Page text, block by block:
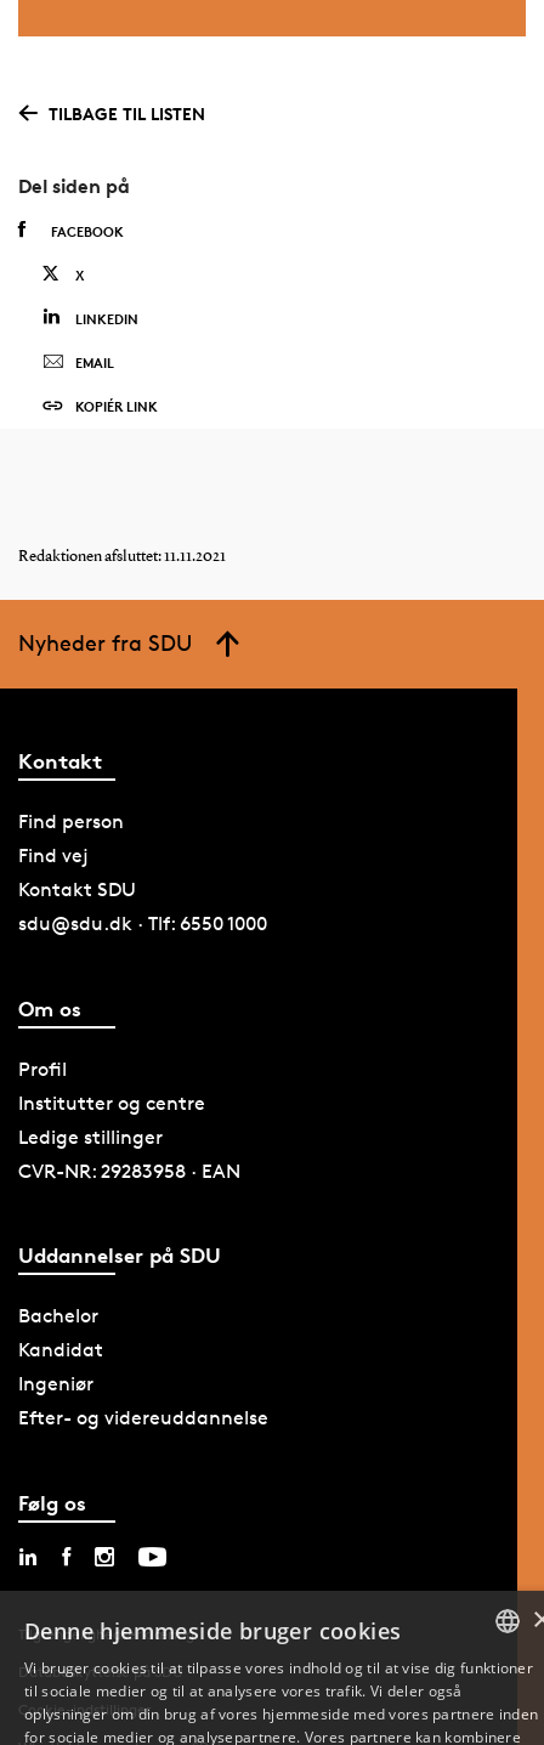
TILBAGE TIL LISTEN
Del siden på
FACEBOOK
X
LINKEDIN
EMAIL
KOPIÉR LINK
Redaktionen afsluttet: 11.11.2021
Nyheder fra SDU
Kontakt
Find person
Find vej
Kontakt SDU
sdu@sdu.dk · Tlf: 6550 1000
Om os
Profil
Institutter og centre
Ledige stillinger
CVR-NR: 29283958 · EAN
Uddannelser på SDU
Bachelor
Kandidat
Ingeniør
Efter- og videreuddannelse
Følg os
Tilgængelighedserklæring
Databeskyttelse på SDU
Cookie-indstillinger
Denne hjemmeside bruger cookies
Vi bruger cookies til at tilpasse vores indhold og til at vise dig funktioner
til sociale medier og til at analysere vores trafik. Vi deler også
oplysninger om din brug af vores hjemmeside med vores partnere inden
for sociale medier og analysepartnere. Vores partnere kan kombinere